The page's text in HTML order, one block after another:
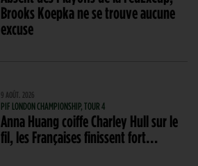
Brooks Koepka ne se trouve aucune
excuse
9 AOÛT. 2026
PIF LONDON CHAMPIONSHIP, TOUR 4
Anna Huang coiffe Charley Hull sur le
fil, les Françaises finissent fort…